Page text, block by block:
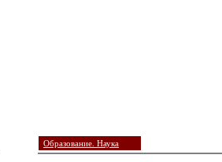
Образование. Наука